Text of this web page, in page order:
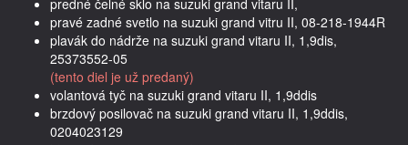
pravé zadné svetlo na suzuki grand vitru II, 08-218-1944R
plavák do nádrže na suzuki grand vitaru II, 1,9dis,
25373552-05
(tento diel je už predaný)
volantová tyč na suzuki grand vitaru II, 1,9ddis
brzdový posilovač na suzuki grand vitaru II, 1,9ddis,
0204023129